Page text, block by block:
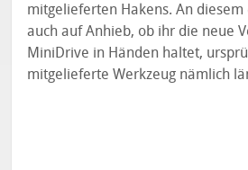
mitgelieferten Hakens. An
auch auf Anhieb, ob ihr die neue
MiniDrive in Händen haltet,
mitgelieferte Werkzeug nämlich